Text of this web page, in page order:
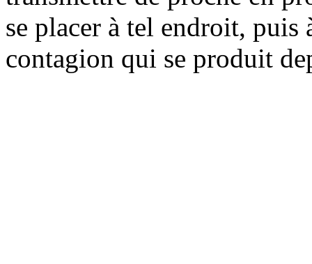
se placer à tel endroit, puis
contagion qui se produit